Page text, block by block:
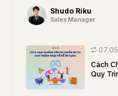
Shudo Riku
Sales Manager
Cách
Quy